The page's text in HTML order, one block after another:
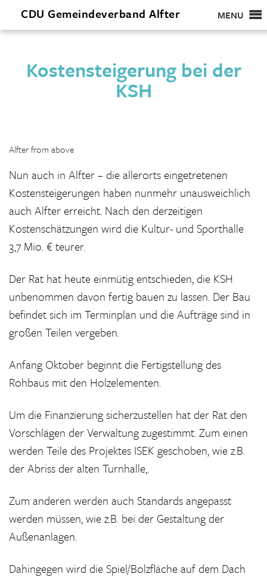
CDU Gemeindeverband Alfter MENU
Kostensteigerung bei der
KSH
Alfter from above
Nun auch in Alfter – die allerorts eingetretenen
Kostensteigerungen haben nunmehr unausweichlich
auch Alfter erreicht. Nach den derzeitigen
Kostenschätzungen wird die Kultur- und Sporthalle
3,7 Mio. € teurer.
Der Rat hat heute einmütig entschieden, die KSH
unbenommen davon fertig bauen zu lassen. Der Bau
befindet sich im Terminplan und die Aufträge sind in
großen Teilen vergeben.
Anfang Oktober beginnt die Fertigstellung des
Rohbaus mit den Holzelementen.
Um die Finanzierung sicherzustellen hat der Rat den
Vorschlägen der Verwaltung zugestimmt. Zum einen
werden Teile des Projektes ISEK geschoben, wie z.B.
der Abriss der alten Turnhalle,.
Zum anderen werden auch Standards angepasst
werden müssen, wie z.B. bei der Gestaltung der
Außenanlagen.
Dahingegen wird die Spiel/Bolzfläche auf dem Dach